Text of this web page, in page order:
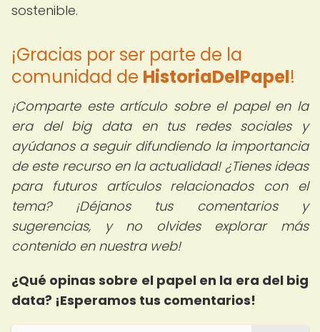
sostenible.
¡Gracias por ser parte de la
comunidad de HistoriaDelPapel!
¡Comparte este artículo sobre el papel en la
era del big data en tus redes sociales y
ayúdanos a seguir difundiendo la importancia
de este recurso en la actualidad! ¿Tienes ideas
para futuros artículos relacionados con el
tema? ¡Déjanos tus comentarios y
sugerencias, y no olvides explorar más
contenido en nuestra web!
¿Qué opinas sobre el papel en la era del big
data? ¡Esperamos tus comentarios!